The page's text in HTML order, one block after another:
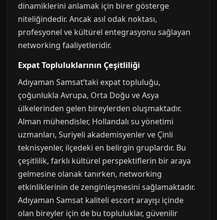
dinamiklerini anlamak için birer gösterge
niteliğindedir. Ancak asıl odak noktası,
profesyonel ve kültürel entegrasyonu sağlayan
networking faaliyetleridir.
Expat Topluluklarının Çeşitliliği
Adıyaman Samsat’taki expat topluluğu,
çoğunlukla Avrupa, Orta Doğu ve Asya
ülkelerinden gelen bireylerden oluşmaktadır.
Alman mühendisler, Hollandalı su yönetimi
uzmanları, Suriyeli akademisyenler ve Çinli
teknisyenler, ilçedeki en belirgin gruplardır. Bu
çeşitlilik, farklı kültürel perspektiflerin bir araya
gelmesine olanak tanırken, networking
etkinliklerinin de zenginleşmesini sağlamaktadır.
Adıyaman Samsat kaliteli escort arayışı içinde
olan bireyler için de bu topluluklar, güvenilir